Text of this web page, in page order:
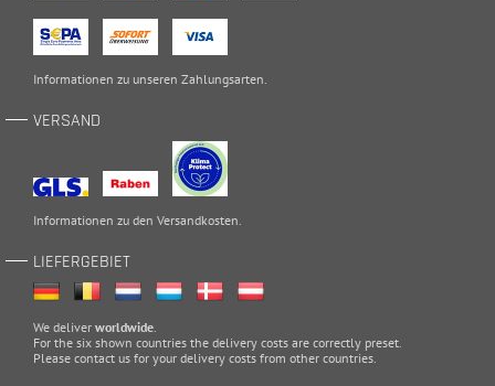
Informationen zu unseren Zahlungsarten
VERSAND
Informationen zu den Versandkosten
LIEFERGEBIET
We deliver worldwide
For the six shown countries the delivery costs are correctly preset.
Please contact us for your delivery costs from other countries.